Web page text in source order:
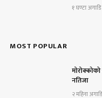
१ घण्टा अगाडि
MOST POPULAR
नतिजा
२ महिना अगाडि